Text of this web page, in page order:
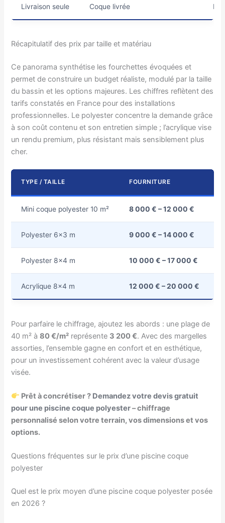
Livraison seule Coque livrée
Récapitulatif des prix par taille et matériau
Ce panorama synthétise les fourchettes évoquées et
permet de construire un budget réaliste, modulé par la taille
du bassin et les options majeures. Les chiffres reflètent des
tarifs constatés en France pour des installations
professionnelles. Le polyester concentre la demande grâce
à son coût contenu et son entretien simple ; l’acrylique vise
un rendu premium, plus résistant mais sensiblement plus
cher.
TYPE / TAILLE FOURNITURE
Mini coque polyester 10 m² 8 000 € – 12 000 €
Polyester 6×3 m 9 000 € – 14 000 €
Polyester 8×4 m 10 000 € – 17 000 €
Acrylique 8×4 m 12 000 € – 20 000 €
Pour parfaire le chiffrage, ajoutez les abords : une plage de
40 m² à80 €/m² représente 3 200 €. Avec des margelles
assorties, l’ensemble gagne en confort et en esthétique,
pour un investissement cohérent avec la valeur d’usage
visée.
Prêt à concrétiser ? Demandez votre devis gratuit
pour une piscine coque polyester– chiffrage
personnalisé selon votre terrain, vos dimensions et vos
options.
Questions fréquentes sur le prix d’une piscine coque
polyester
Quel est le prix moyen d’une piscine coque polyester posée
en 2026 ?